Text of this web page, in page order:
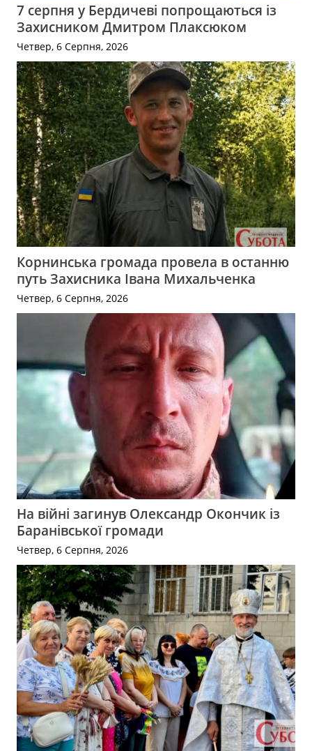
7 серпня у Бердичеві попрощаються із
Захисником Дмитром Плаксюком
Четвер, 6 Серпня, 2026
Корнинська громада провела в останню
путь Захисника Івана Михальченка
Четвер, 6 Серпня, 2026
На війні загинув Олександр Окончик із
Баранівської громади
Четвер, 6 Серпня, 2026